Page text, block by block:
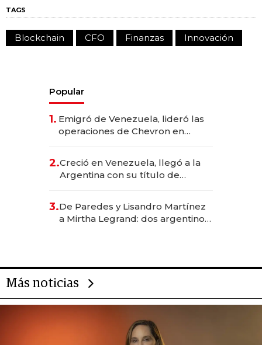
TAGS
Blockchain CFO Finanzas Innovación
Popular
1. Emigró de Venezuela, lideró las
operaciones de Chevron en
2.Creció en Venezuela, llegó a la
Argentina con su título de
las marcas "fast premium"
3.De Paredes y Lisandro Martínez
a Mirtha Legrand: dos argentinos
Más noticias